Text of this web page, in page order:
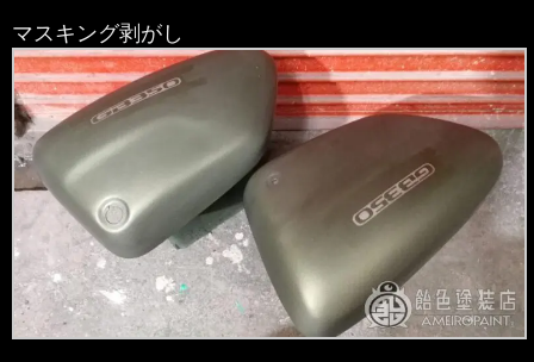
マスキング剥がし